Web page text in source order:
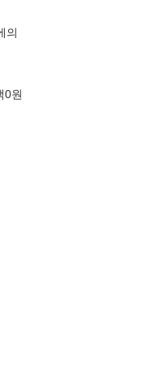
의
0원